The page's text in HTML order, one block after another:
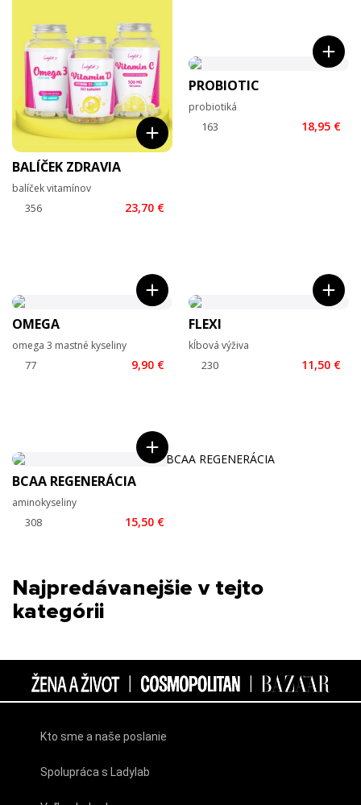
BALÍČEK ZDRAVIA
balíček vitamínov
23,70 €
PROBIOTIC
probiotiká
18,95 €
OMEGA
omega 3 mastné kyseliny
9,90 €
FLEXI
kĺbová výživa
11,50 €
BCAA REGENERÁCIA
aminokyseliny
15,50 €
Najpredávanejšie v tejto
kategórii
Kto sme a naše poslanie
Spolupráca s Ladylab